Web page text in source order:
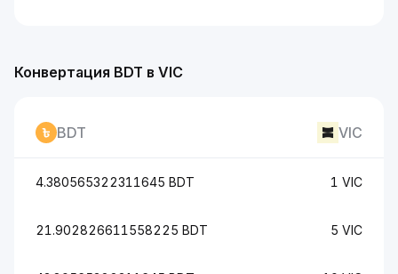
Конвертация BDT в VIC
BDT VIC
4.380565322311645 BDT 1 VIC
21.902826611558225 BDT 5 VIC